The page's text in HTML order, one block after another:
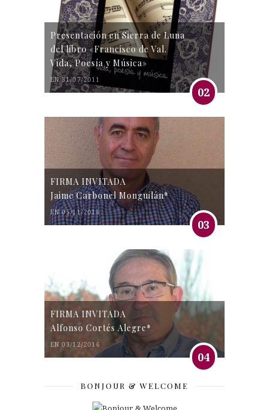
Presentación en Sierra de Luna
del libro «Francisco de Val.
Vida, Poesía y Música»
EN 31/07/2011
02
FIRMA INVITADA
Jaime Carbonel Monguilán*
EN 05/11/2016
03
FIRMA INVITADA
Alfonso Cortés Alegre*
EN 03/12/2016
04
BONJOUR & WELCOME